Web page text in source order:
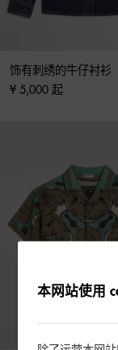
饰有刺绣的牛仔衬衫
¥ 5,000 起
本网站使用